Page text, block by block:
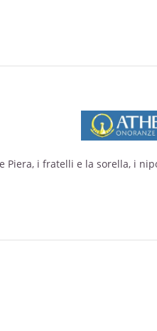
15 giugno e domenica
Piera, i fratelli e la sorella, i